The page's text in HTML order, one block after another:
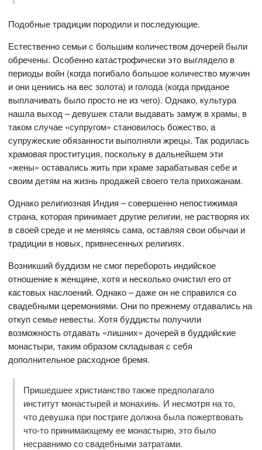
Подобные традиции породили и последующие.
Естественно семьи с большим количеством дочерей были
обречены. Особенно катастрофически это выглядело в
периоды войн (когда погибало большое количество мужчин
и они цениись на вес золота) и голода (когда приданое
выплачивать было просто не из чего). Однако, культура
нашла выход – девушек стали выдавать замуж в храмы, в
таком случае «супругом» становилось божество, а
супружеские обязанности выполняли жрецы. Так родилась
храмовая проституция, поскольку в дальнейшем эти
«жены» оставались жить при храме зарабатывая себе и
своим детям на жизнь продажей своего тела прихожанам.
Однако религиозная Индия – совершенно непостижимая
страна, которая принимает другие религии, не растворяя их
в своей среде и не меняясь сама, оставляя свои обычаи и
традиции в новых, привнесенных религиях.
Возникший буддизм не смог перебороть индийское
отношение к женщине, хотя и несколько очистил его от
кастовых наслоений. Однако – даже он не справился со
свадебными церемониями. Они по прежнему отдавались на
откуп семье невесты. Хотя буддисты получили
возможность отдавать «лишних» дочерей в буддийские
монастыри, таким образом складывая с себя
дополнительное расходное бремя.
Пришедшее христианство также предполагало
институт монастырей и монахинь. И несмотря на то,
что девушка при постриге должна была пожертвовать
что-то принимающему ее монастырю, это было
несравнимо со свадебными затратами.